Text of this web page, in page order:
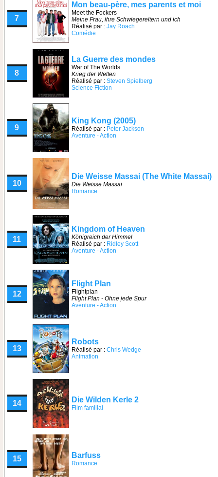
7
Mon beau-père, mes parents et moi
Meet the Fockers
Meine Frau, ihre Schwiegereltern und ich
Réalisé par : Jay Roach
Comédie
8
La Guerre des mondes
War of The Worlds
Krieg der Welten
Réalisé par : Steven Spielberg
Science Fiction
9
King Kong (2005)
Réalisé par : Peter Jackson
Aventure - Action
10
Die Weisse Massai (The White Massai)
Die Weisse Massai
Romance
11
Kingdom of Heaven
Königreich der Himmel
Réalisé par : Ridley Scott
Aventure - Action
12
Flight Plan
Flightplan
Flight Plan - Ohne jede Spur
Aventure - Action
13
Robots
Réalisé par : Chris Wedge
Animation
14 Die Wilden Kerle 2
Film familial
15 Barfuss
Romance